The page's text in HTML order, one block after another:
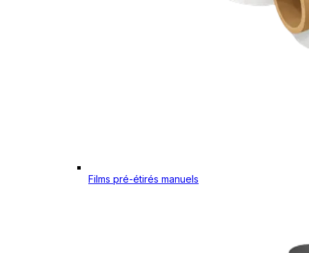
Films pré-étirés manuels